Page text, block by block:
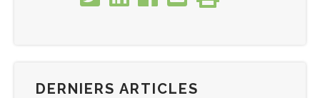
DERNIERS ARTICLES